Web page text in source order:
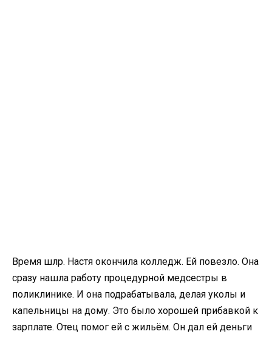
Время шлр. Настя окончила колледж. Ей повезло. Она
сразу нашла работу процедурной медсестры в
поликлинике. И она подрабатывала, делая уколы и
капельницы на дому. Это было хорошей прибавкой к
зарплате. Отец помог ей с жильём. Он дал ей деньги